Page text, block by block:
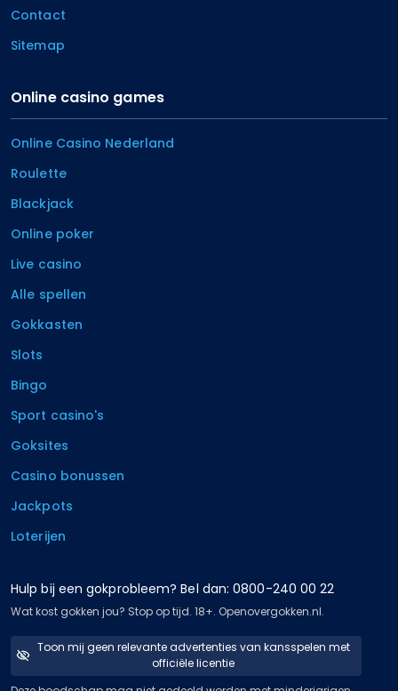
Contact
Sitemap
Online casino games
Online Casino Nederland
Roulette
Blackjack
Online poker
Live casino
Alle spellen
Gokkasten
Slots
Bingo
Sport casino's
Goksites
Casino bonussen
Jackpots
Loterijen
Hulp bij een gokprobleem? Bel dan: 0800-240 00 22
Wat kost gokken jou? Stop op tijd. 18+. Openovergokken.nl.
Toon mij geen relevante advertenties van kansspelen met
officiële licentie